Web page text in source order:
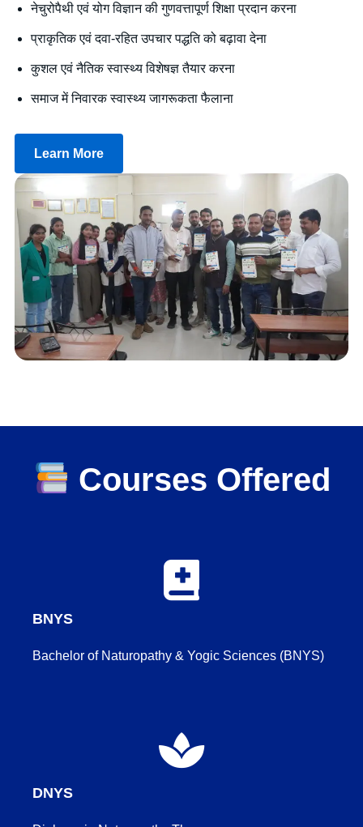
नेचुरोपैथी एवं योग विज्ञान की गुणवत्तापूर्ण शिक्षा प्रदान करना
प्राकृतिक एवं दवा-रहित उपचार पद्धति को बढ़ावा देना
कुशल एवं नैतिक स्वास्थ्य विशेषज्ञ तैयार करना
समाज में निवारक स्वास्थ्य जागरूकता फैलाना
Learn More
Courses Offered
BNYS
Bachelor of Naturopathy & Yogic Sciences (BNYS)
DNYS